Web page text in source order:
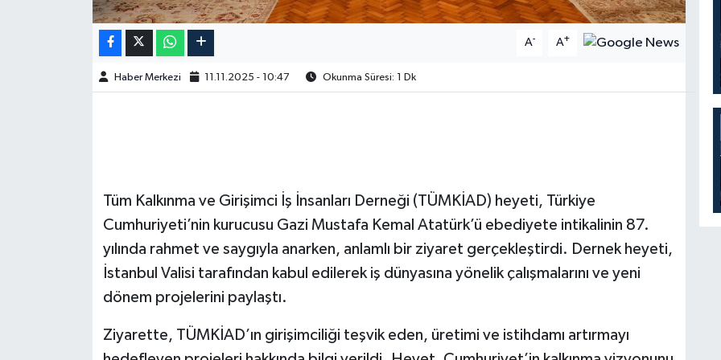
A- A+
Haber Merkezi 11.11.2025 - 10:47 Okunma Süresi: 1 Dk
Tüm Kalkınma ve Girişimci İş İnsanları Derneği (TÜMKİAD) heyeti, Türkiye
Cumhuriyeti’nin kurucusu Gazi Mustafa Kemal Atatürk’ü ebediyete intikalinin 87.
yılında rahmet ve saygıyla anarken, anlamlı bir ziyaret gerçekleştirdi. Dernek heyeti,
İstanbul Valisi tarafından kabul edilerek iş dünyasına yönelik çalışmalarını ve yeni
dönem projelerini paylaştı.
Ziyarette, TÜMKİAD’ın girişimciliği teşvik eden, üretimi ve istihdamı artırmayı